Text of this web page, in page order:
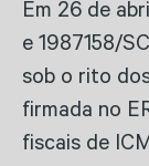
Em 26 de
e 1987158/
sob o rito
firmada no
fiscais de